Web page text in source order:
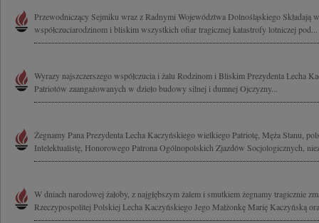
Przewodniczący Sejmiku wraz z Radnymi Województwa Dolnośląskiego Składają
współczuciarodzinom i bliskim wszystkich ofiar tragicznej katastrofy lotniczej pod...
Wyrazy najszczerszego współczucia i żalu Rodzinom i Bliskim Prezydenta Lecha
Patriotów zaangażowanych w dzieło budowy silnej i dumnej Ojczyzny...
Żegnamy Pana Prezydenta Lecha Kaczyńskiego wielkiego Patriotę, Męża Stanu,
Intelektualistę, Honorowego Patrona Ogólnopolskich Zjazdów Socjologicznych,
W dniach narodowej żałoby, z najgłębszym żalem i smutkiem żegnamy tragicznie
Rzeczypospolitej Polskiej Lecha Kaczyńskiego Jego Małżonkę Marię Kaczyńską